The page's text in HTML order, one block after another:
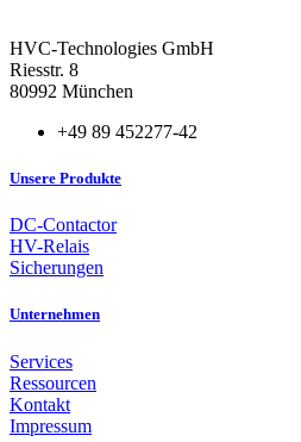
HVC-Technologies GmbH
Riesstr. 8
80992 München
+49 89 452277-42
Unsere Produkte
DC-Contactor
HV-Relais
Sicherungen
Unternehmen
Services
Ressourcen
Kontakt
Impressum